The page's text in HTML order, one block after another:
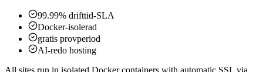
99.99% drifttid-SLA
Docker-isolerad
gratis provperiod
AI-redo hosting
All sites run in isolated Docker containers with automatic SSL via